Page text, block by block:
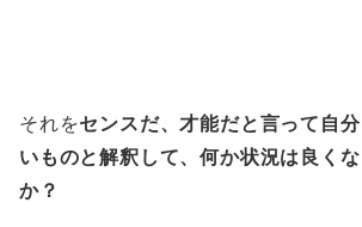
それをセンスだ、才能だと言って自
いものと解釈して、何か状況は良く
か？